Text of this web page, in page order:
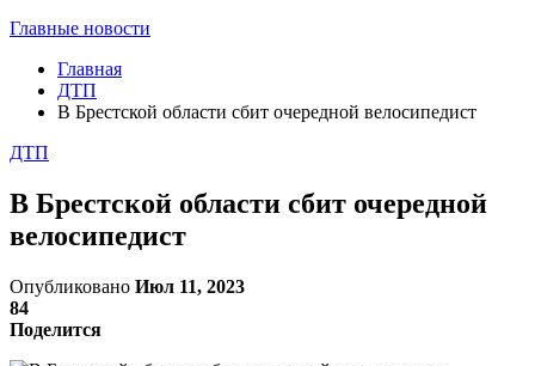
Главные новости
Главная
ДТП
В Брестской области сбит очередной велосипедист
ДТП
В Брестской области сбит очередной
велосипедист
Опубликовано Июл 11, 2023
84
Поделится